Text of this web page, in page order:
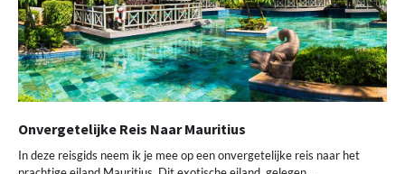
Onvergetelijke Reis Naar Mauritius
In deze reisgids neem ik je mee op een onvergetelijke reis naar het